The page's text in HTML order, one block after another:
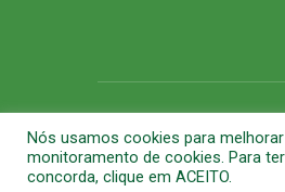
Nós usamos cookies para
monitoramento de cookies. Para
concorda, clique em ACEITO.